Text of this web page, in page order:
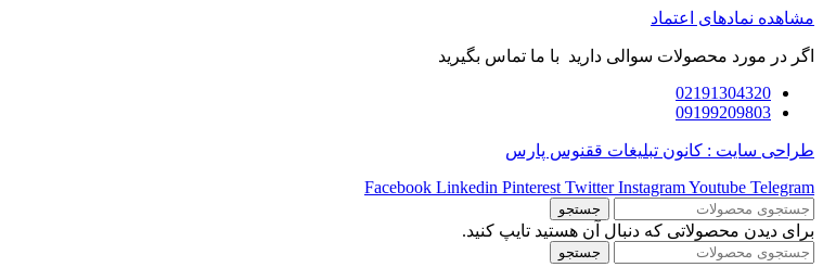
مشاهده نمادهای اعتماد
اگر در مورد محصولات سوالی دارید با ما تماس بگیرید
02191304320
09199209803
طراحی سایت : کانون تبلیغات ققنوس پارس
Facebook Linkedin Pinterest Twitter InstagramYoutube Telegram
جستجو
برای دیدن محصولاتی که دنبال آن هستید تایپ کنید.
جستجو